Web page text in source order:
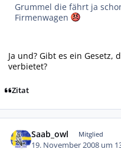
Grummel die fährt ja
Firmenwagen
Ja und? Gibt es ein Gesetz,
verbietet?
Zitat
Saab_owl Mitglied
19. November 2008 um